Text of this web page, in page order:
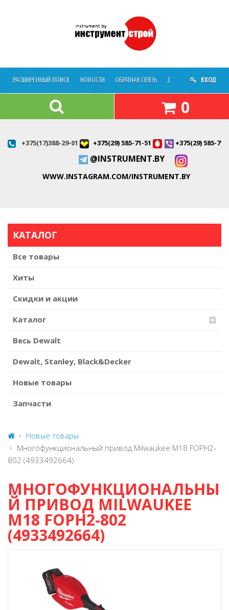
РАСШИРЕННЫЙ ПОИСК НОВОСТИ ОБРАТНАЯ СВЯЗЬ ДОСТАВКА О
ВХОД
0
+375(17)388-29-01 +375(29) 585-71-51 +375(29) 585-71-
@INSTRUMENT.BY
WWW.INSTAGRAM.COM/INSTRUMENT.BY
КАТАЛОГ
Все товары
Хиты
Скидки и акции
Каталог
Весь Dewalt
Dewalt, Stanley, Black&Decker
Новые товары
Запчасти
Новые товары
Многофункциональный привод Milwaukee M18 FOPH2-
802 (4933492664)
МНОГОФУНКЦИОНАЛЬНЫ
Й ПРИВОД MILWAUKEE
M18 FOPH2-802
(4933492664)
Previous